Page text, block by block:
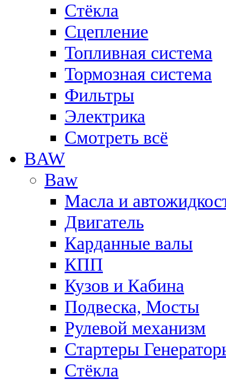
Стёкла
Сцепление
Топливная система
Тормозная система
Фильтры
Электрика
Смотреть всё
BAW
Baw
Масла и
Двигатель
Карданные валы
КПП
Кузов и Кабина
Подвеска, Мосты
Рулевой механизм
Стартеры
Стёкла